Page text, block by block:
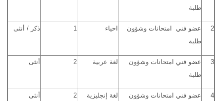
طلبة
2
عضو فني امتحانات وشؤون
طلبة
احياء 1 ذكر / أنثى
3
عضو فني امتحانات وشؤون
طلبة
لغة عربية 2 أنثى
4
عضو فني امتحانات وشؤون
لغة إنجليزية 2 أنثى